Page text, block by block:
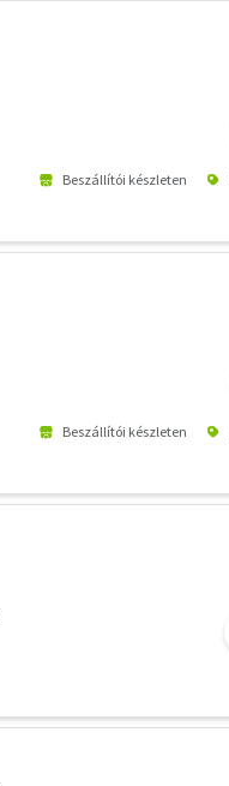
Beszállítói készleten
Beszállítói készleten